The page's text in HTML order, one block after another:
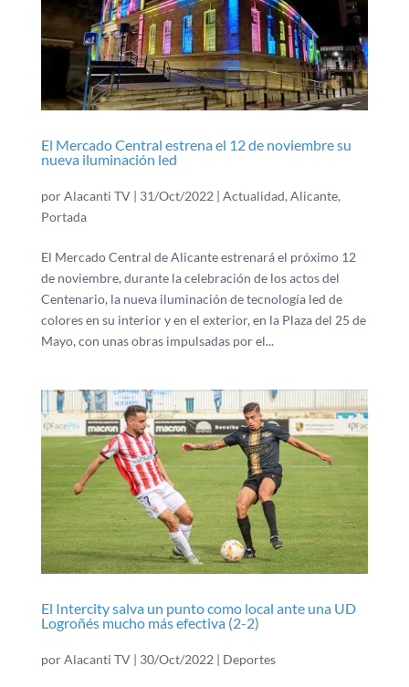
El Mercado Central estrena el 12 de noviembre su
nueva iluminación led
porAlacanti TV| 31/Oct/2022 | Actualidad, Alicante,
Portada
El Mercado Central de Alicante estrenará el próximo 12
de noviembre, durante la celebración de los actos del
Centenario, la nueva iluminación de tecnología led de
colores en su interior y en el exterior, en la Plaza del 25 de
Mayo, con unas obras impulsadas por el...
El Intercity salva un punto como local ante una UD
Logroñés mucho más efectiva (2-2)
porAlacanti TV| 30/Oct/2022 | Deportes